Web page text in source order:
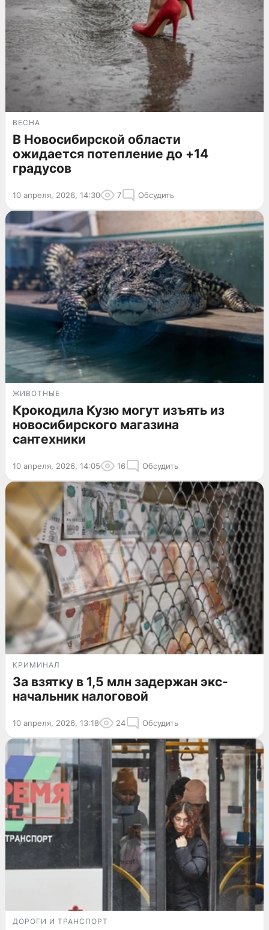
ВЕСНА
В Новосибирской области
ожидается потепление до +14
градусов
10 апреля, 2026, 14:30 7 Обсудить
ЖИВОТНЫЕ
Крокодила Кузю могут изъять из
новосибирского магазина
сантехники
10 апреля, 2026, 14:05 16 Обсудить
КРИМИНАЛ
За взятку в 1,5 млн задержан экс-
начальник налоговой
10 апреля, 2026, 13:18 24 Обсудить
ДОРОГИ И ТРАНСПОРТ